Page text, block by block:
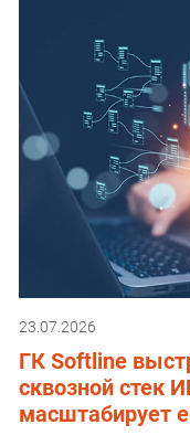
23.07.2026
ГК Softline
сквозной стек
масштабирует